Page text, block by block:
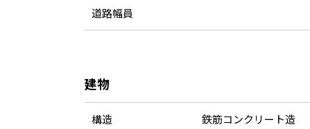
道路幅員
建物
構造 鉄筋コンクリート造